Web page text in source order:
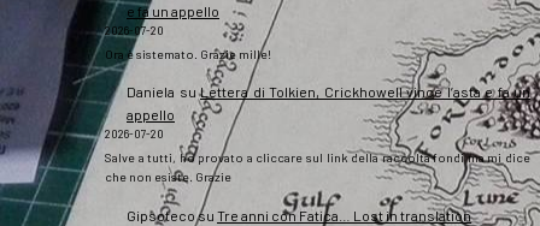
e fa un appello
2026-07-20
Ora è sistemato. Grazie mille!
Daniela suLettera di Tolkien, Crickhowell vince l’asta e fa un
appello
2026-07-20
Salve a tutti, ho provato a cliccare sul link della raccolta fondi ma mi dice
che non esiste. Grazie
Gipsotecosu Tre anni con Fatica… Lost in translation